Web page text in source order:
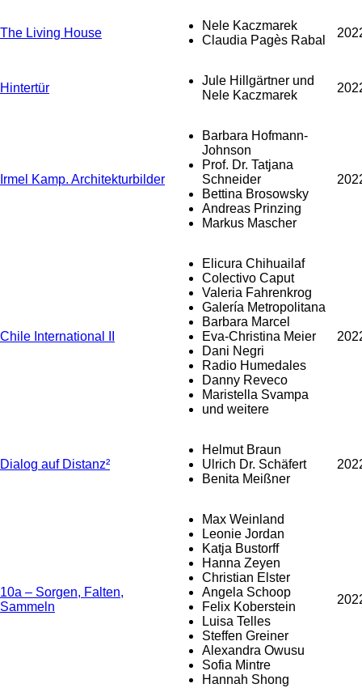
The Living House
Nele Kaczmarek
Claudia Pagès Rabal
Hintertür
Jule Hillgärtner und
Nele Kaczmarek
Irmel Kamp. Architekturbilder
Barbara Hofmann-
Johnson
Prof. Dr. Tatjana
Schneider
Bettina Brosowsky
Andreas Prinzing
Markus Mascher
Chile International II
Elicura Chihuailaf
Colectivo Caput
Valeria Fahrenkrog
Galería Metropolitana
Barbara Marcel
Eva-Christina Meier
Dani Negri
Radio Humedales
Danny Reveco
Maristella Svampa
und weitere
Dialog auf Distanz²
Helmut Braun
Ulrich Dr. Schäfert
Benita Meißner
10a – Sorgen, Falten,
Sammeln
Max Weinland
Leonie Jordan
Katja Bustorff
Hanna Zeyen
Christian Elster
Angela Schoop
Felix Koberstein
Luisa Telles
Steffen Greiner
Alexandra Owusu
Sofia Mintre
Hannah Shong